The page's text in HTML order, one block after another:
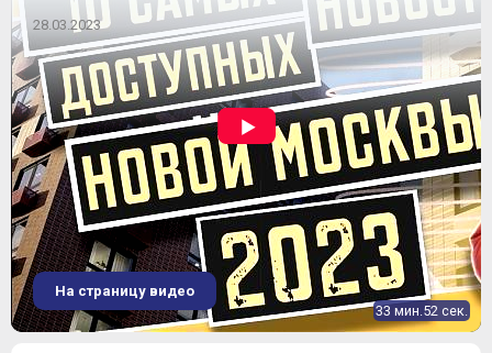
28.03.2023
33 мин.52 сек.
На страницу видео